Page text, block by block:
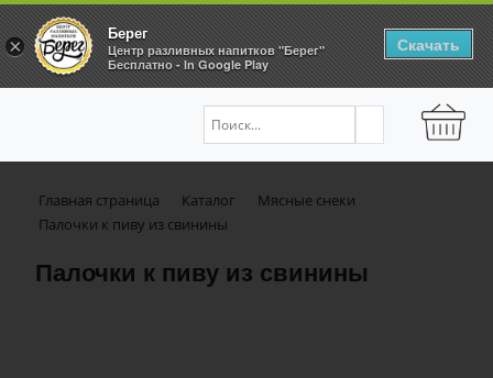
Главная страница Каталог
Мясные снеки
Палочки к пиву из свинины
Палочки к пиву из свинины
×
Берег
Центр разливных напитков "Берег"
Бесплатно - In Google Play
Скачать